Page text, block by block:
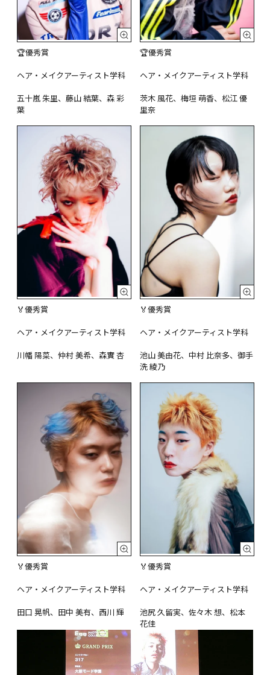
🏆優秀賞
ヘア・メイクアーティスト学科
五十嵐 朱里、藤山 結葉、森 彩
葉
🏆優秀賞
ヘア・メイクアーティスト学科
茨木 風花、梅垣 萌香、松江 優
里奈
🏅優秀賞
ヘア・メイクアーティスト学科
川幡 陽菜、仲村 美希、森實 杏
🏅優秀賞
ヘア・メイクアーティスト学科
池山 美由花、中村 比奈多、御手
洗 綾乃
🏅優秀賞
ヘア・メイクアーティスト学科
田口 晃帆、田中 美有、西川 輝
🏅優秀賞
ヘア・メイクアーティスト学科
池尻 久留実、佐々木 想、松本
花佳